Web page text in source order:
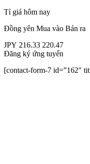
Tỉ giá hôm nay
Đồng yên Mua vào Bán ra
JPY 216.33 220.47
Đăng ký ứng tuyển
[contact-form-7 id=”162″